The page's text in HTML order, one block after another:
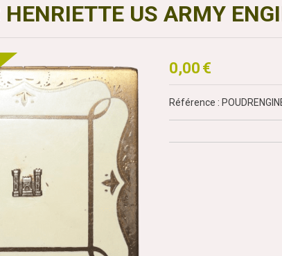
HENRIETTE US ARMY
0,00 €
Référence :